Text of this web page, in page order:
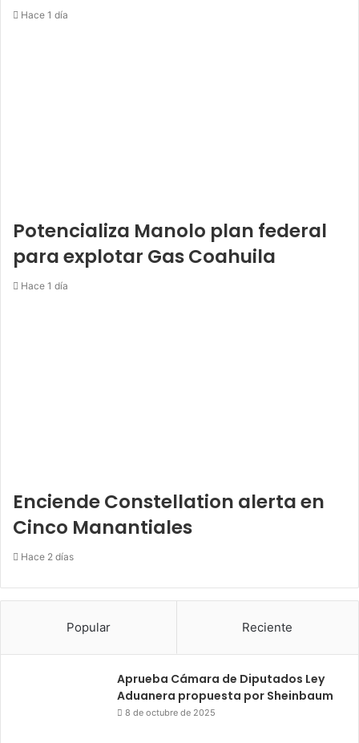
Hace 1 día
Potencializa Manolo plan federal
para explotar Gas Coahuila
Hace 1 día
Enciende Constellation alerta en
Cinco Manantiales
Hace 2 días
Popular Reciente
Aprueba Cámara de Diputados Ley
Aduanera propuesta por Sheinbaum
8 de octubre de 2025